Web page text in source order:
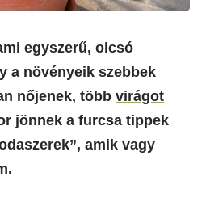
egyszerű, olcsó
a növényeik szebbek
nőjenek, több virágot
jönnek a furcsa tippek
amik vagy